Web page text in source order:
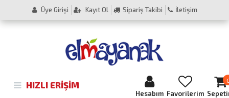
Üye Girişi Kayıt Ol Sipariş Takibi İletişim
HIZLI ERIŞIM
Hesabım Favorilerim